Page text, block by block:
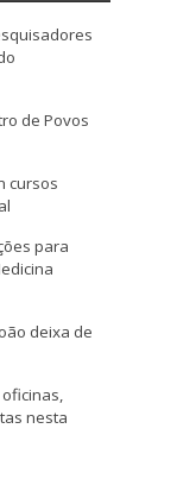
de Povos
cursos
para
deixa de
nesta